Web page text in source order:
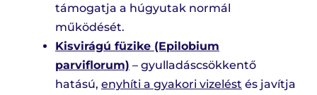
támogatja a húgyutak normál
működését.
Kisvirágú füzike (Epilobium
parviflorum) – gyulladáscsökkentő
hatású, enyhíti a gyakori vizelést és javítja